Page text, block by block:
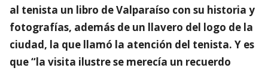
al tenista un libro de Valparaíso con su historia y
fotografías, además de un llavero del logo de la
ciudad, la que llamó la atención del tenista. Y es
que “la visita ilustre se merecía un recuerdo